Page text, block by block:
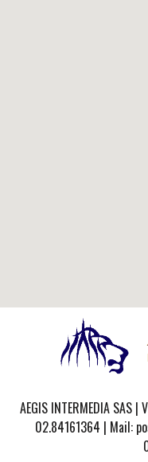
AEGIS INTERMEDIA
02.84161364 | Mail: